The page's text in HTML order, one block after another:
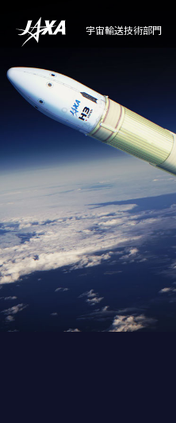
宇宙輸送技術部門